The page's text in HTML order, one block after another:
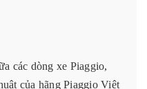
các dòng xe Piaggio,
của hãng Piaggio Việt